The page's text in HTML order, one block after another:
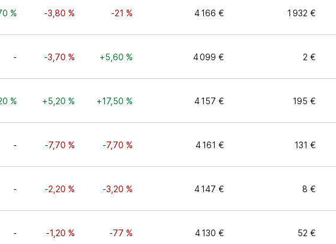
% -3,80 % -21 % 4 166 € 1 932 €
- -3,70 % +5,60 % 4 099 € 2 €
% +5,20 % +17,50 % 4 157 € 195 €
- -7,70 % -7,70 % 4 161 € 131 €
- -2,20 % -3,20 % 4 147 € 8 €
- -1,20 % -77 % 4 130 € 52 €